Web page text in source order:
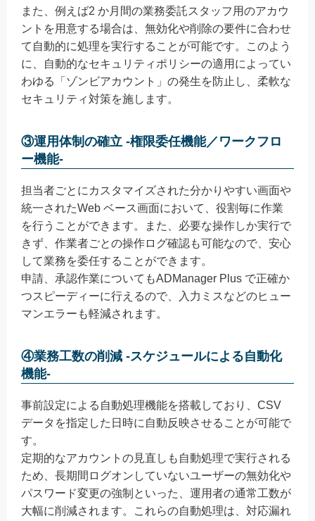
また、例えば2 か月間の業務委託スタッフ用のアカウ
ントを用意する場合は、無効化や削除の要件に合わせ
て自動的に処理を実行することが可能です。このよう
に、自動的なセキュリティポリシーの適用によってい
わゆる「ゾンビアカウント」の発生を防止し、柔軟な
セキュリティ対策を施します。
③運用体制の確立 ‐権限委任機能／ワークフロ
ー機能‐
担当者ごとにカスタマイズされた分かりやすい画面や
統一されたWeb ベース画面において、役割毎に作業
を行うことができます。また、必要な操作しか実行で
きず、作業者ごとの操作ログ確認も可能なので、安心
して業務を委任することができます。
申請、承認作業についてもADManager Plus で正確か
つスピーディーに行えるので、入力ミスなどのヒュー
マンエラーも軽減されます。
④業務工数の削減 ‐スケジュールによる自動化
機能‐
事前設定による自動処理機能を搭載しており、CSV
データを指定した日時に自動反映させることが可能で
す。
定期的なアカウントの見直しも自動処理で実行される
ため、長期間ログオンしていないユーザーの無効化や
パスワード変更の強制といった、運用者の通常工数が
大幅に削減されます。これらの自動処理は、対応漏れ